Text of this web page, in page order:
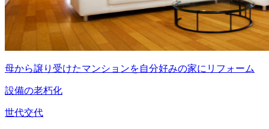
母から譲り受けたマンションを自分好みの家にリフォーム
設備の老朽化
世代交代